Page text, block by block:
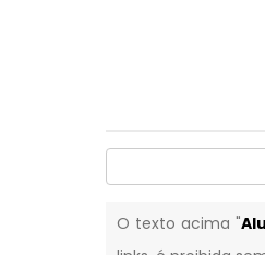
O texto acima "